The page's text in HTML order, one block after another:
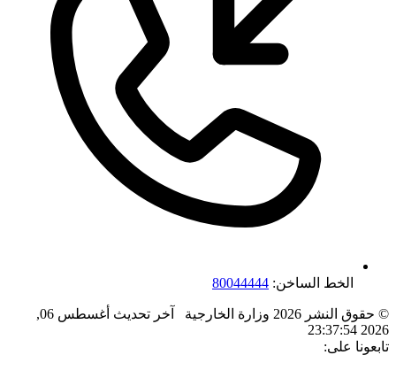
الخط الساخن: 80044444
© حقوق النشر 2026 وزارة الخارجية آخر تحديث
أغسطس 06,
2026 23:37:54
تابعونا على: